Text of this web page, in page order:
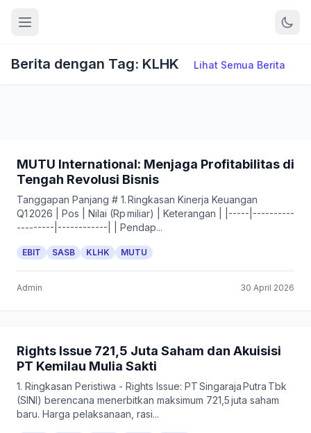
Berita dengan Tag: KLHK Lihat Semua Berita
MUTU International: Menjaga Profitabilitas di
Tengah Revolusi Bisnis
Tanggapan Panjang # 1. Ringkasan Kinerja Keuangan
Q1 2026 | Pos | Nilai (Rp miliar) | Keterangan | |-----|----------
---------|------------| | Pendap...
EBIT SASB KLHK MUTU
Admin 30 April 2026
Rights Issue 721,5 Juta Saham dan Akuisisi
PT Kemilau Mulia Sakti
1. Ringkasan Peristiwa - Rights Issue: PT Singaraja Putra Tbk
(SINI) berencana menerbitkan maksimum 721,5 juta saham
baru. Harga pelaksanaan, rasi...